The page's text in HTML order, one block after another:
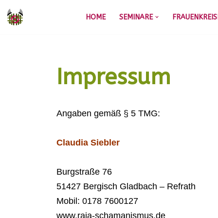
Zum
HOME SEMINARE
Impressum
Angaben gemäß § 5 TMG:
Claudia Siebler
Burgstraße 76
51427 Bergisch Gladbach – Refrath
Mobil: 0178 7600127
www.raja-schamanismus.de